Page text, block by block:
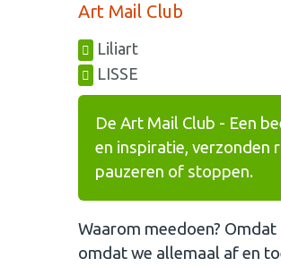
Art Mail Club
Liliart
LISSE
De Art Mail Club - Een
en inspiratie, verzonden
pauzeren of stoppen.
Waarom meedoen?
omdat we allemaal af en